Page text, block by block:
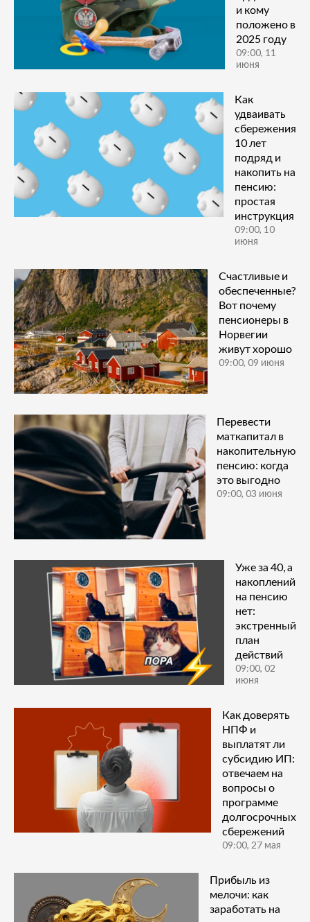
и кому
положено в
2025 году
09:00, 11
июня
Как
удваивать
сбережения
10 лет
подряд и
накопить на
пенсию:
простая
инструкция
09:00, 10
июня
Счастливые и
обеспеченные?
Вот почему
пенсионеры в
Норвегии
живут хорошо
09:00, 09 июня
Перевести
маткапитал в
накопительную
пенсию: когда
это выгодно
09:00, 03 июня
Уже за 40, а
накоплений
на пенсию
нет:
экстренный
план
действий
09:00, 02
июня
Как доверять
НПФ и
выплатят ли
субсидию ИП:
отвечаем на
вопросы о
программе
долгосрочных
сбережений
09:00, 27 мая
Прибыль из
мелочи: как
заработать на